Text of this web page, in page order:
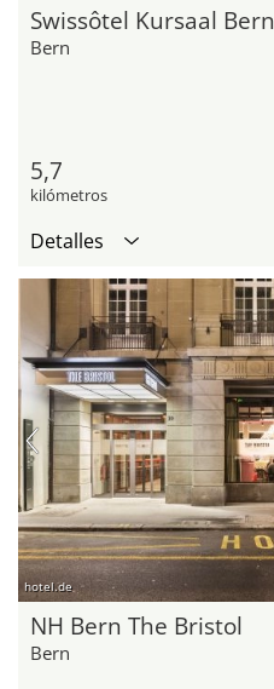
Swissôtel Kursaal Bern
Bern
5,7
kilómetros
Detalles
hotel.de
NH Bern The Bristol
Bern